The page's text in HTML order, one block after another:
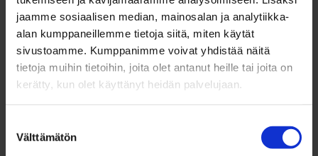
jaamme sosiaalisen median, mainosalan ja analytiikka-
alan kumppaneillemme tietoja siitä, miten käytät
sivustoamme. Kumppanimme voivat yhdistää näitä
tietoja muihin tietoihin, joita olet antanut heille tai joita on
kerätty, kun olet käyttänyt heidän palvelujaan.
valinta
Välttämätön
kaupunki halusi tulla vastaan kuljettajien WC-
tilojen rakentamisessa kaupunkiliikenteen
houkuttelevuuden kannalta. Linja-auton
kuljettajista on valtakunnallisesti suuri pula. WC-
tilojen vähyys heikentää entisestään alan imagoa
ja siten uhkaa vähentää alalle hakeutuvien määrää.